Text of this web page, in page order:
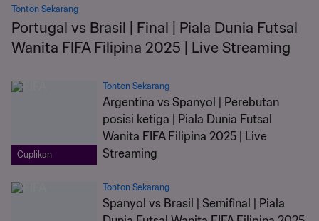
Tonton Sekarang
Portugal vs Brasil | Final | Piala Dunia Futsal
Wanita FIFA Filipina 2025 | Live Streaming
Cuplikan
Tonton Sekarang
Argentina vs Spanyol | Perebutan
posisi ketiga | Piala Dunia Futsal
Wanita FIFA Filipina 2025 | Live
Streaming
Tonton Sekarang
Spanyol vs Brasil | Semifinal | Piala